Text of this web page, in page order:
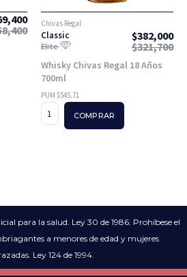
Chivas Regal
Classic $382,000
Elite $321,700
Whisky Chivas Regal 18 Años
700ml
PUM $545.71
COMPRAR
para la salud. Ley 30 de 1986. Prohíbese el
a menores de edad y mujeres
Ley 124 de 1994.